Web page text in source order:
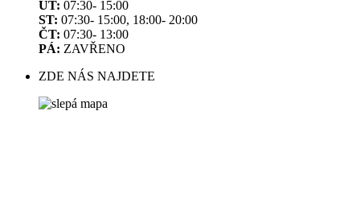
ÚT: 07:30- 15:00
ST: 07:30- 15:00, 18:00- 20:00
ČT: 07:30- 13:00
PÁ: ZAVŘENO
ZDE NÁS NAJDETE